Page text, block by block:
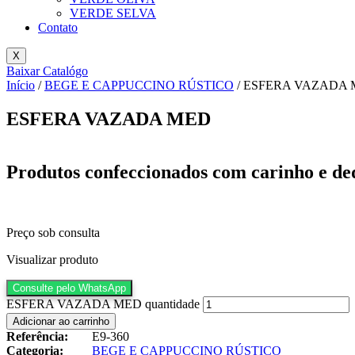
VERDE SELVA
Contato
X
Baixar Catalógo
Início /BEGE E CAPPUCCINO RÚSTICO / ESFERA VAZADA
ESFERA VAZADA MED
Produtos confeccionados com carinho e
Preço sob consulta
Visualizar produto
Consulte pelo WhatsApp
ESFERA VAZADA MED quantidade
Adicionar ao carrinho
Referência:
E9-360
Categoria:
BEGE E CAPPUCCINO RÚSTICO